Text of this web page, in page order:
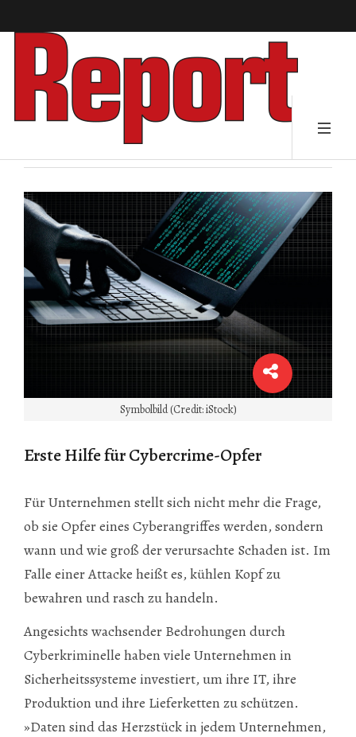
Symbolbild (Credit: iStock)
Erste Hilfe für Cybercrime-Opfer
Für Unternehmen stellt sich nicht mehr die Frage,
ob sie Opfer eines Cyberangriffes werden, sondern
wann und wie groß der verursachte Schaden ist. Im
Falle einer Attacke heißt es, kühlen Kopf zu
bewahren und rasch zu handeln.
Angesichts wachsender Bedrohungen durch
Cyberkriminelle haben viele Unternehmen in
Sicherheitssysteme investiert, um ihre IT, ihre
Produktion und ihre Lieferketten zu schützen.
»Daten sind das Herzstück in jedem Unternehmen,